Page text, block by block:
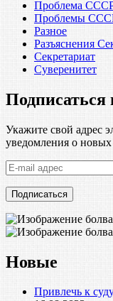
Проблема
Проблемы
Разное
Разъяснения
Секретариат
Суверенитет
Подписаться
Укажите свой адрес
уведомления о новых
E-
mail
адрес
Новые
Привлечь к